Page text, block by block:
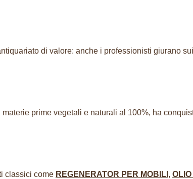
di valore: anche i professionisti giurano
materie prime vegetali e naturali al 100%, ha
classici come REGENERATOR PER MOBILI , OLIO